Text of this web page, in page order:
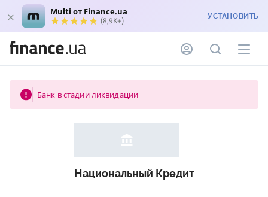
Multi от Finance.ua
(8,9K+) УСТАНОВИТЬ
Банк в стадии ликвидации
Национальный Кредит